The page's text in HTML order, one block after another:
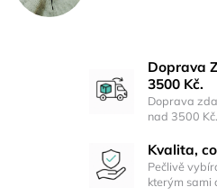
Doprava
3500 Kč.
Doprava
nad 3500 Kč.
Kvalita,
Pečlivě
kterým sami